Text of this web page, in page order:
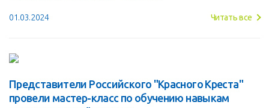
01.03.2024 Читать все
Представители Российского "Красного Креста"
провели мастер-класс по обучению навыкам